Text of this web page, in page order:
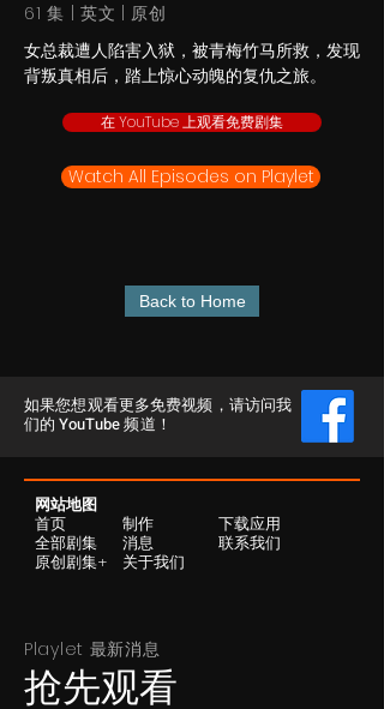
61 集 | 英文 | 原创
女总裁遭人陷害入狱，被青梅竹马所救，发现
背叛真相后，踏上惊心动魄的复仇之旅。
在 YouTube 上观看免费剧集
Watch All Episodes on Playlet
Back to Home
如果您想观看更多免费视频，请访问我
们的 YouTube 频道！
网站地图
首页
全部剧集
原创剧集+
制作
消息
关于我们
下载应用
联系我们
Playlet 最新消息
抢先观看